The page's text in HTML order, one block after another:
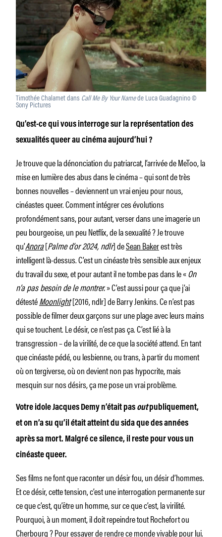
Timothée Chalamet dans Call Me By Your Namede Luca Guadagnino ©
Sony Pictures
Qu’est-ce qui vous interroge sur la représentation des
sexualités queer au cinéma aujourd’hui ?
Je trouve que la dénonciation du patriarcat, l’arrivée de MeToo, la
mise en lumière des abus dans le cinéma – qui sont de très
bonnes nouvelles – deviennent un vrai enjeu pour nous,
cinéastes queer. Comment intégrer ces évolutions
profondément sans, pour autant, verser dans une imagerie un
peu bourgeoise, un peu Netflix, de la sexualité ? Je trouve
qu’Anora[Palme d’or 2024, ndlr] deSean Bakerest très
intelligent là-dessus. C’est un cinéaste très sensible aux enjeux
du travail du sexe, et pour autant il ne tombe pas dans le «On
n’a pas besoin de le montrer.» C’est aussi pour ça que j’ai
détestéMoonlight[2016, ndlr] de Barry Jenkins. Ce n’est pas
possible de filmer deux garçons sur une plage avec leurs mains
qui se touchent. Le désir, ce n’est pas ça. C’est lié à la
transgression – de la virilité, de ce que la société attend. En tant
que cinéaste pédé, ou lesbienne, ou trans, à partir du moment
où on tergiverse, où on devient non pas hypocrite, mais
mesquin sur nos désirs, ça me pose un vrai problème.
Votre idole Jacques Demy n’était pas outpubliquement,
et on n’a su qu’il était atteint du sida que des années
après sa mort. Malgré ce silence, il reste pour vous un
cinéaste queer.
Ses films ne font que raconter un désir fou, un désir d’hommes.
Et ce désir, cette tension, c’est une interrogation permanente sur
ce que c’est, qu’être un homme, sur ce que c’est, la virilité.
Pourquoi, à un moment, il doit repeindre tout Rochefort ou
Cherbourg ? Pour essayer de rendre ce monde vivable pour lui.